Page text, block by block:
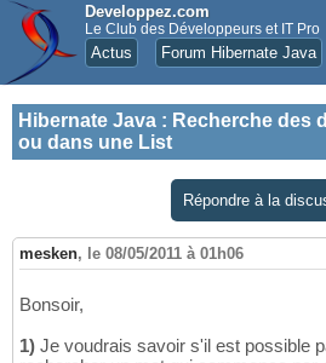
Developpez.com
Le Club des Développeurs et IT Pro
Actus Forum Hibernate Java
Hibernate Java : Recherche des
ou dans une List
Répondre à la
mesken, le 08/05/2011 à 01h06
Bonsoir,
1) Je voudrais savoir s'il est possible